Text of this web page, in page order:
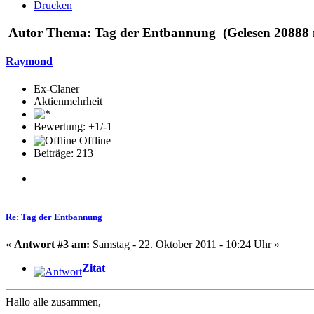
Drucken
Autor Thema: Tag der Entbannung (Gelesen 20888
Raymond
Ex-Claner
Aktienmehrheit
Bewertung: +1/-1
Offline
Beiträge: 213
Re: Tag der Entbannung
« Antwort #3 am: Samstag - 22. Oktober 2011 - 10:24 Uhr »
Zitat
Hallo alle zusammen,